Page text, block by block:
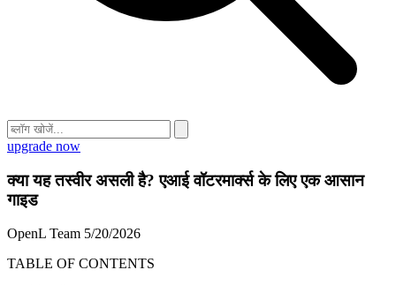
upgrade now
क्या यह तस्वीर असली है? एआई वॉटरमार्क्स के लिए एक आसान
गाइड
OpenL Team 5/20/2026
TABLE OF CONTENTS